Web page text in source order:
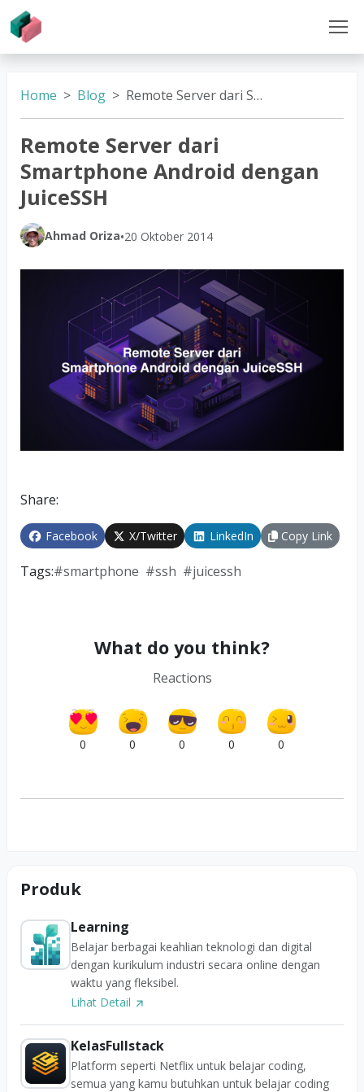
Home Blog Remote Server dari Smartphone Android dengan JuiceSSH
Remote Server dari
Smartphone Android dengan
JuiceSSH
Ahmad Oriza•20 Oktober 2014
Share:
Facebook X/Twitter LinkedIn Copy Link
Tags:#smartphone #ssh #juicessh
What do you think?
Reactions
0 0 0 0 0
Produk
Learning
Belajar berbagai keahlian teknologi dan digital
dengan kurikulum industri secara online dengan
waktu yang fleksibel.
Lihat Detail
KelasFullstack
Platform seperti Netflix untuk belajar coding,
semua yang kamu butuhkan untuk belajar coding